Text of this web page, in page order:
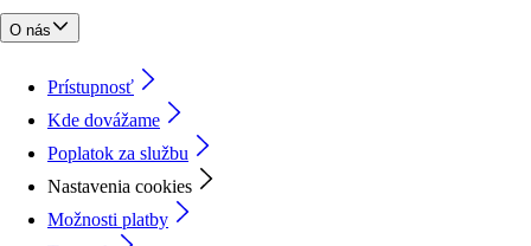
O nás
Prístupnosť
Kde dovážame
Poplatok za službu
Nastavenia cookies
Možnosti platby